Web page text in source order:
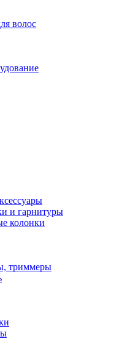
волос
и гарнитуры
колонки
триммеры